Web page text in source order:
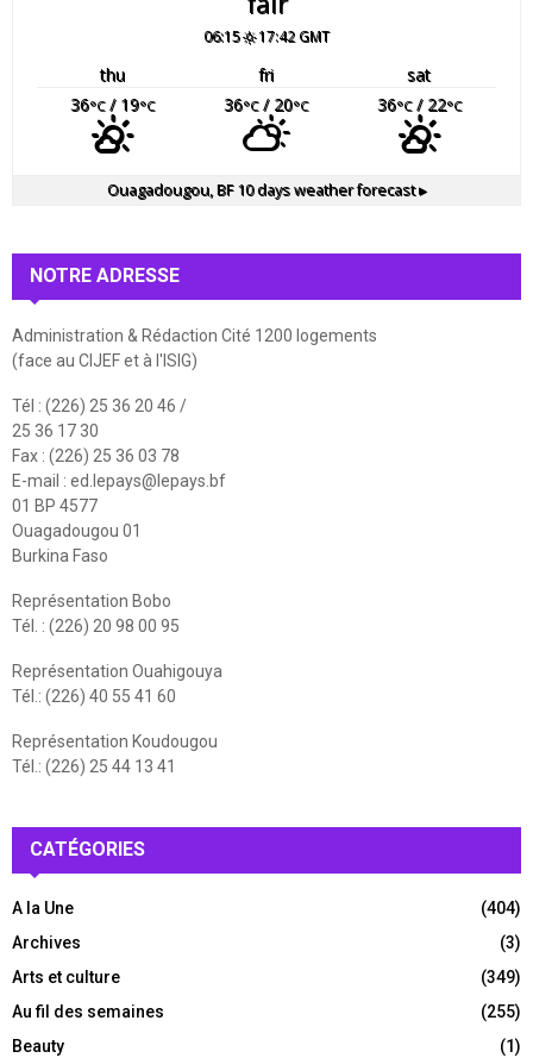
06:15 17:42 GMT
thu fri
sat
36°C/ 19°C 36°C/ 20°C 36°C/ 22°C
Ouagadougou, BF10 days weather forecast ▸
NOTRE ADRESSE
Administration & Rédaction Cité 1200 logements
(face au CIJEF et à l'ISIG)
Tél : (226) 25 36 20 46 /
25 36 17 30
Fax : (226) 25 36 03 78
E-mail : ed.lepays@lepays.bf
01 BP 4577
Ouagadougou 01
Burkina Faso
Représentation Bobo
Tél. : (226) 20 98 00 95
Représentation Ouahigouya
Tél.: (226) 40 55 41 60
Représentation Koudougou
Tél.: (226) 25 44 13 41
CATÉGORIES
A la Une
(404)
Archives
(3)
Arts et culture
(349)
Au fil des semaines
(255)
Beauty
(1)